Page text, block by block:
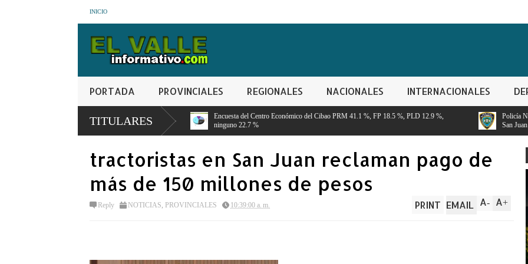
INICIO
PORTADA PROVINCIALES REGIONALES NACIONALES INTERNACIONALES
TITULARESEncuesta del Centro Económico del Cibao PRM 41.1 %, FP 18.5 %, PLD 12.9 %,
ninguno 22.7 %
Policía Nacional apresa segundo
tractoristas en San Juan reclaman pago de
más de 150 millones de pesos
Reply NOTICIAS, PROVINCIALES 10:39:00 a. m. A+
A-
PRINT EMAIL